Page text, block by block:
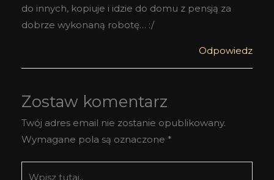
do innych, kopiuje i idzie do domu z pensją za
dobrze wykonaną robotę… :/
Odpowiedz
Zostaw komentarz
Twój adres email nie zostanie opublikowany.
Wymagane pola są oznaczone *